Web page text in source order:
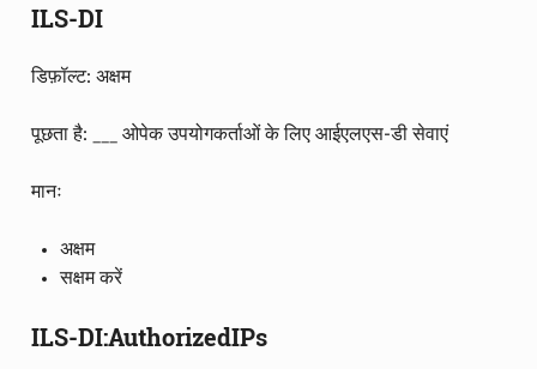
ILS-DI
डिफ़ॉल्ट: अक्षम
पूछता है: ___ ओपेक उपयोगकर्ताओं के लिए आईएलएस-डी सेवाएं
मानः
अक्षम
सक्षम करें
ILS-DI:AuthorizedIPs